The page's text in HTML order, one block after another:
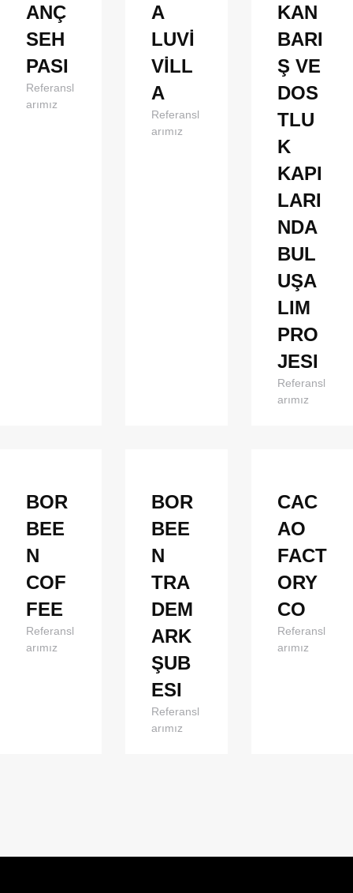
ANÇ
SEH
PASI
Referansl
arımız
A
LUVİ
VİLL
A
Referansl
arımız
KAN
BARI
Ş VE
DOS
TLU
K
KAPI
LARI
NDA
BUL
UŞA
LIM
PRO
JESI
Referansl
arımız
BOR
BEE
N
COF
FEE
Referansl
arımız
BOR
BEE
N
TRA
DEM
ARK
ŞUB
ESI
Referansl
arımız
CAC
AO
FACT
ORY
CO
Referansl
arımız